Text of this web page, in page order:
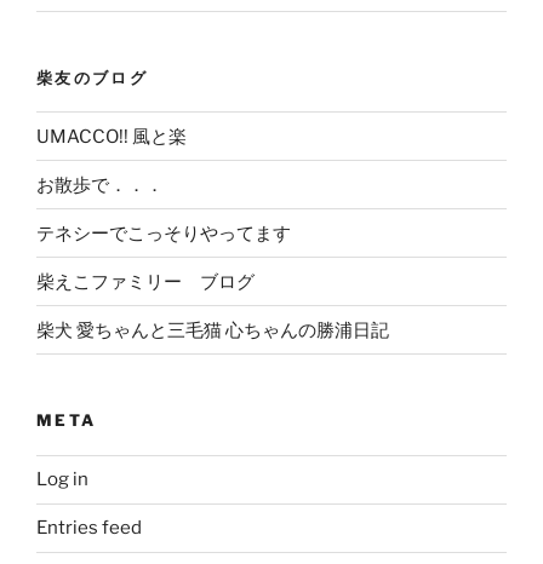
柴友のブログ
UMACCO!! 風と楽
お散歩で．．．
テネシーでこっそりやってます
柴えこファミリー ブログ
柴犬 愛ちゃんと三毛猫 心ちゃんの勝浦日記
META
Log in
Entries feed